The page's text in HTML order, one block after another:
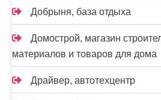
Добрыня, база отдыха
Домострой, магазин
материалов и товаров для дома
Драйвер, автотехцентр